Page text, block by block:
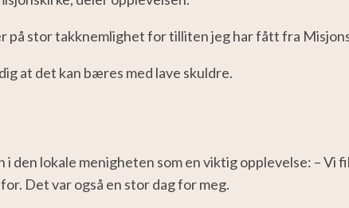
på stor takknemlighet for tilliten jeg har fått fra
at det kan bæres med lave skuldre.
lokale menigheten som en viktig opplevelse: – Vi
Det var også en stor dag for meg.